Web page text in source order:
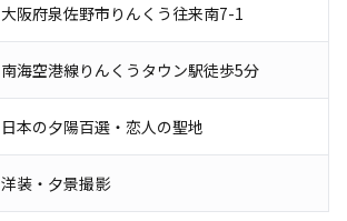
大阪府泉佐野市りんくう往来南7-1
南海空港線りんくうタウン駅徒歩5分
日本の夕陽百選・恋人の聖地
洋装・夕景撮影